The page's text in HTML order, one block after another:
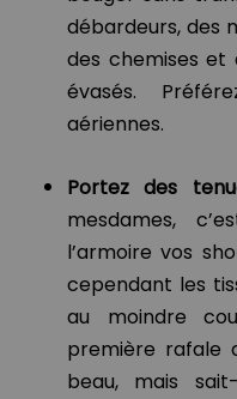
débardeurs, des
des chemises et
évasés.
aériennes.
Portez des
mesdames,
l’armoire vos
cependant les
au moindre
première rafale
beau, mais